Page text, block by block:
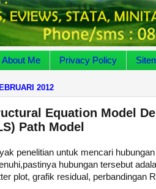
About Me Privacy Policy
2012
Equation Model
Path Model
penelitian untuk mencari
hubungan tersebut
plot, grafik residual, perbandingan